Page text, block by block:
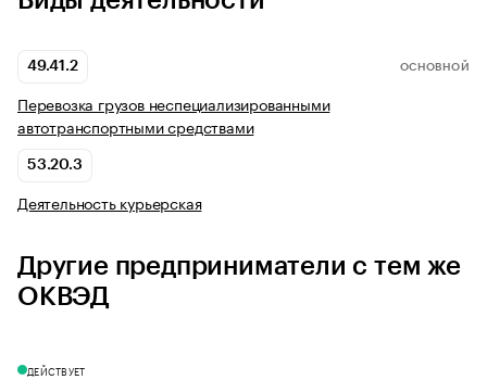
49.41.2 ОСНОВНОЙ
Перевозка грузов неспециализированными
автотранспортными средствами
53.20.3
Деятельность курьерская
Другие предприниматели с тем же
ОКВЭД
ДЕЙСТВУЕТ